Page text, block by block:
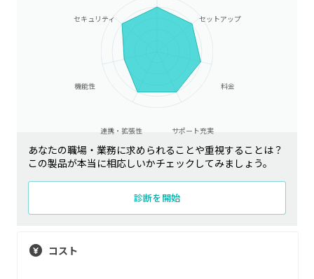
セットアップ
料金
サポート充実
連携・拡張性
機能性
セキュリティ
あなたの職場・業務に求められることや重視することは？
この製品が本当に相応しいかチェックしてみましょう。
診断を開始
コスト